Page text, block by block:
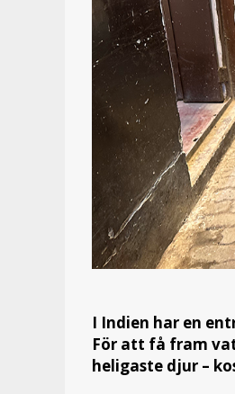
I Indien har en
För att få fram
heligaste djur –